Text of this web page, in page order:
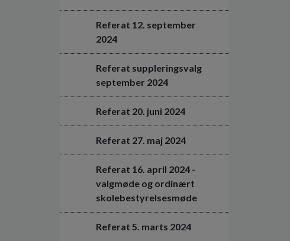
Referat 12. september
2024
Referat suppleringsvalg
september 2024
Referat 20. juni 2024
Referat 27. maj 2024
Referat 16. april 2024 -
valgmøde og ordinært
skolebestyrelsesmøde
Referat 5. marts 2024